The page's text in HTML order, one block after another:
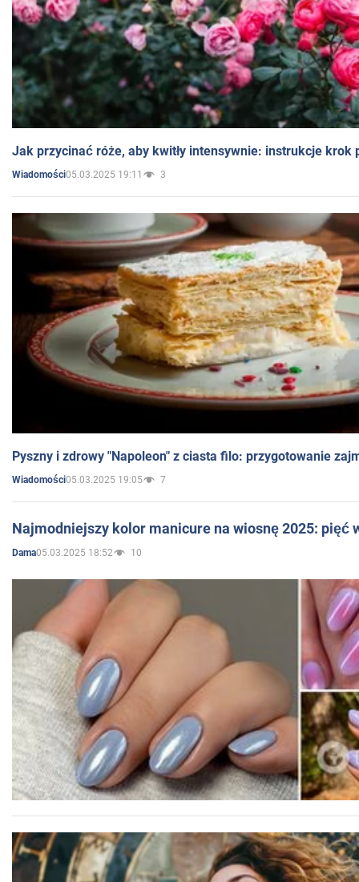
Jak przycinać róże, aby kwitły intensywnie: instrukcje krok
Wiadomości05.03.2025 19:11 3
Pyszny i zdrowy "Napoleon" z ciasta filo: przygotowanie
Wiadomości05.03.2025 19:05 7
Najmodniejszy kolor manicure na wiosnę 2025: pięć
Dama05.03.2025 18:52 10